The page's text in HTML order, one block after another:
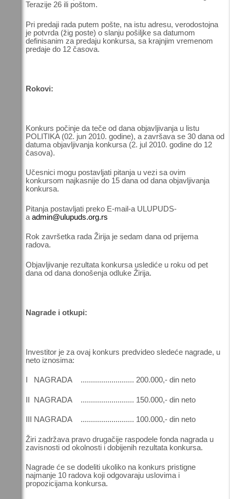
Terazije 26 ili poštom.
Pri predaji rada putem pošte, na istu adresu, verodostojna
je potvrda (žig poste) o slanju pošiljke sa datumom
definisanim za predaju konkursa, sa krajnjim vremenom
predaje do 12 časova.
Rokovi:
Konkurs počinje da teče od dana objavljivanja u listu
POLITIKA (02. jun 2010. godine), a završava se 30 dana od
datuma objavljivanja konkursa (2. jul 2010. godine do 12
časova).
Učesnici mogu postavljati pitanja u vezi sa ovim
konkursom najkasnije do 15 dana od dana objavljivanja
konkursa.
Pitanja postavljati preko E-mail-a ULUPUDS-
a admin@ulupuds.org.rs
Rok završetka rada Žirija je sedam dana od prijema
radova.
Objavljivanje rezultata konkursa uslediće u roku od pet
dana od dana donošenja odluke Žirija.
Nagrade i otkupi:
Investitor je za ovaj konkurs predvideo sledeće nagrade, u
neto iznosima:
I NAGRADA .......................... 200.000,- din neto
II NAGRADA .......................... 150.000,- din neto
III NAGRADA .......................... 100.000,- din neto
Žiri zadržava pravo drugačije raspodele fonda nagrada u
zavisnosti od okolnosti i dobijenih rezultata konkursa.
Nagrade će se dodeliti ukoliko na konkurs pristigne
najmanje 10 radova koji odgovaraju uslovima i
propozicijama konkursa.